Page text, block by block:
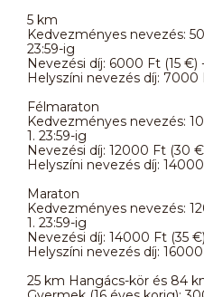
5 km
Kedvezményes nevezés:
23:59-ig
Nevezési díj: 6000 Ft (15 €)
Helyszíni nevezés díj: 7000
Félmaraton
Kedvezményes nevezés:
1. 23:59-ig
Nevezési díj: 12000 Ft (30
Helyszíni nevezés díj:
Maraton
Kedvezményes nevezés:
1. 23:59-ig
Nevezési díj: 14000 Ft (35
Helyszíni nevezés díj:
25 km Hangács-kör és 84